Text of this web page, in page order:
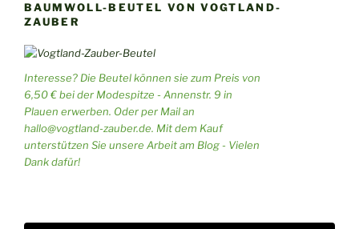
BAUMWOLL-BEUTEL VON VOGTLAND-
ZAUBER
Interesse? Die Beutel können sie zum Preis von
6,50 € bei der Modespitze - Annenstr. 9 in
Plauen erwerben. Oder per Mail an
hallo@vogtland-zauber.de. Mit dem Kauf
unterstützen Sie unsere Arbeit am Blog - Vielen
Dank dafür!